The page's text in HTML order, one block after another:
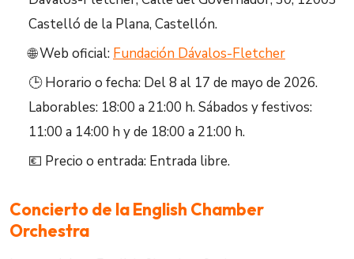
Castelló de la Plana, Castellón.
🌐 Web oficial: Fundación Dávalos-Fletcher
🕒 Horario o fecha: Del 8 al 17 de mayo de 2026.
Laborables: 18:00 a 21:00 h. Sábados y festivos:
11:00 a 14:00 h y de 18:00 a 21:00 h.
💶 Precio o entrada: Entrada libre.
Concierto de la English Chamber
Orchestra